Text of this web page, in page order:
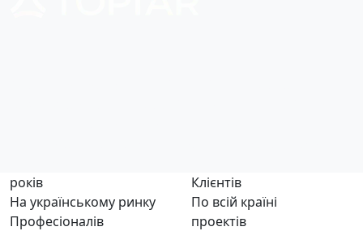
років
На українському ринку
Клієнтів
По всій країні
Професіоналів
проектів